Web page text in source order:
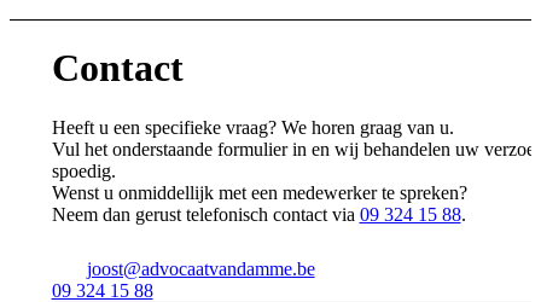
Contact
Heeft u een specifieke vraag? We horen graag van u.
Vul het onderstaande formulier in en wij behandelen uw
spoedig.
Wenst u onmiddellijk met een medewerker te spreken?
Neem dan gerust telefonisch contact via 09 324 15 88.
joost@advocaatvandamme.be
09 324 15 88